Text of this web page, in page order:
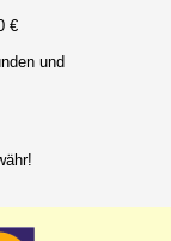
€
und